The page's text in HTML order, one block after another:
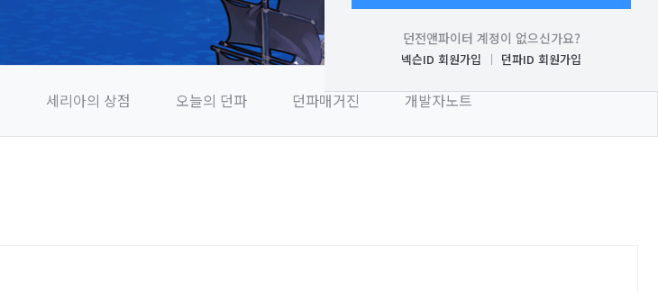
던전앤파이터 계정이 없으신가요?
넥슨ID 회원가입 던파ID 회원가입
세리아의 상점 오늘의 던파 던파매거진 개발자노트